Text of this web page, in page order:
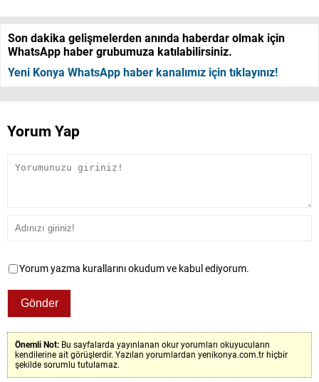
Son dakika gelişmelerden anında haberdar olmak için
WhatsApp haber grubumuza katılabilirsiniz.
Yeni Konya WhatsApp haber kanalımız için tıklayınız!
Yorum Yap
Yorum yazma kurallarını okudum ve kabul ediyorum.
Önemli Not: Bu sayfalarda yayınlanan okur yorumları okuyucuların
kendilerine ait görüşlerdir. Yazılan yorumlardan yenikonya.com.tr hiçbir
şekilde sorumlu tutulamaz.